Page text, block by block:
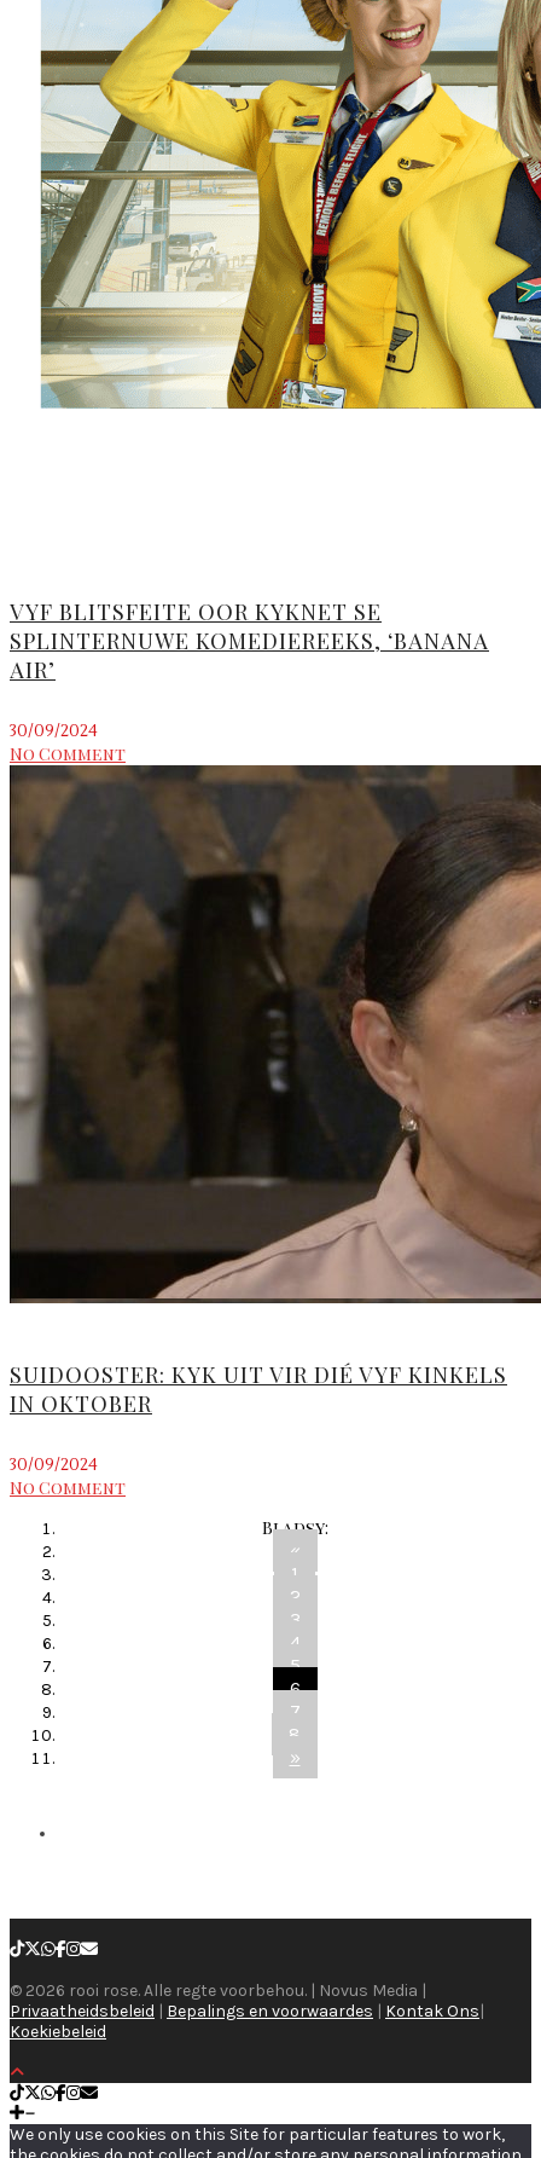
VYF BLITSFEITE OOR KYKNET SE
SPLINTERNUWE KOMEDIEREEKS, ‘BANANA
AIR’
30/09/2024
No Comment
SUIDOOSTER: KYK UIT VIR DIÉ VYF KINKELS
IN OKTOBER
30/09/2024
No Comment
Bladsy:
«
1
2
3
4
5
6
7
8
»
© 2026 rooi rose. Alle regte voorbehou. | Novus Media |
Privaatheidsbeleid | Bepalings en voorwaardes | Kontak Ons|
Koekiebeleid
We only use cookies on this Site for particular features to work,